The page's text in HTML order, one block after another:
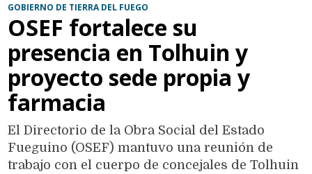
GOBIERNO DE TIERRA DEL FUEGO
OSEF fortalece su
presencia en Tolhuin y
proyecto sede propia y
farmacia
El Directorio de la Obra Social del Estado
Fueguino (OSEF) mantuvo una reunión de
trabajo con el cuerpo de concejales de Tolhuin